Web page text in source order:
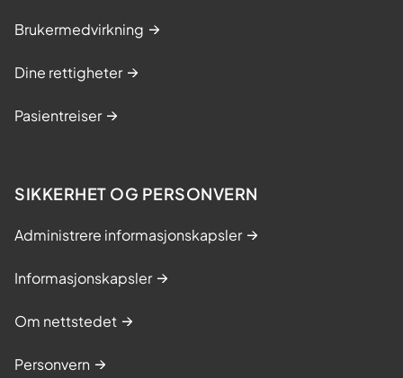
Brukermedvirkning
Dine rettigheter
Pasientreiser
SIKKERHET OG PERSONVERN
Administrere informasjonskapsler
Informasjonskapsler
Om nettstedet
Personvern